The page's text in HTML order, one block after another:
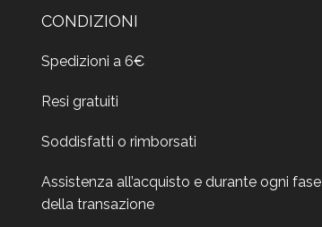
CONDIZIONI
Spedizioni a 6€
Resi gratuiti
Soddisfatti o rimborsati
Assistenza all’acquisto e durante ogni fase
della transazione